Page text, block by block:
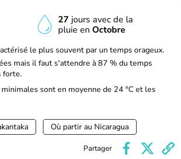
27 jours avec de la
pluie en Octobre
le plus souvent par un temps orageux.
mais il faut s'attendre à 87 % du temps
forte.
sont en moyenne de 24 °C et les
Où partir au Nicaragua
Partager